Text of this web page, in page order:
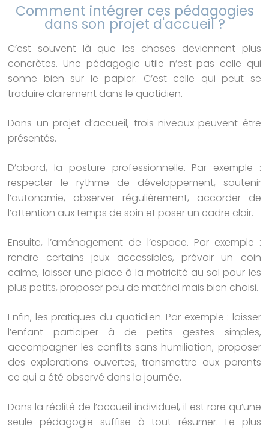
Comment intégrer ces pédagogies
dans son projet d'accueil ?
C’est souvent là que les choses deviennent plus
concrètes. Une pédagogie utile n’est pas celle qui
sonne bien sur le papier. C’est celle qui peut se
traduire clairement dans le quotidien.
Dans un projet d’accueil, trois niveaux peuvent être
présentés.
D’abord, la posture professionnelle. Par exemple :
respecter le rythme de développement, soutenir
l’autonomie, observer régulièrement, accorder de
l’attention aux temps de soin et poser un cadre clair.
Ensuite, l’aménagement de l’espace. Par exemple :
rendre certains jeux accessibles, prévoir un coin
calme, laisser une place à la motricité au sol pour les
plus petits, proposer peu de matériel mais bien choisi.
Enfin, les pratiques du quotidien. Par exemple : laisser
l’enfant participer à de petits gestes simples,
accompagner les conflits sans humiliation, proposer
des explorations ouvertes, transmettre aux parents
ce qui a été observé dans la journée.
Dans la réalité de l’accueil individuel, il est rare qu’une
seule pédagogie suffise à tout résumer. Le plus